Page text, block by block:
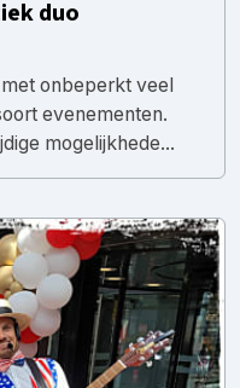
duo
onbeperkt veel
evenementen.
mogelijkhede...